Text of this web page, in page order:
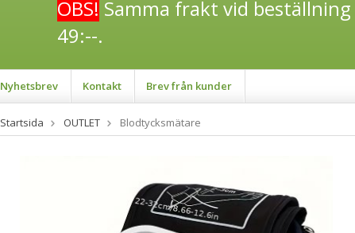
OBS! Samma frakt vid
49:--.
Nyhetsbrev Kontakt Brev från kunder
Startsida OUTLET Blodtycksmätare